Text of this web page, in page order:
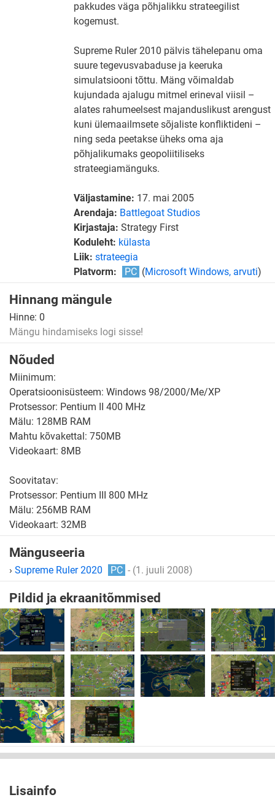
pakkudes väga põhjalikku strateegilist
kogemust.
Supreme Ruler 2010 pälvis tähelepanu oma
suure tegevusvabaduse ja keeruka
simulatsiooni tõttu. Mäng võimaldab
kujundada ajalugu mitmel erineval viisil –
alates rahumeelsest majanduslikust arengust
kuni ülemaailmsete sõjaliste konfliktideni –
ning seda peetakse üheks oma aja
põhjalikumaks geopoliitiliseks
strateegiamänguks.
Väljastamine: 17. mai 2005
Arendaja: Battlegoat Studios
Kirjastaja: Strategy First
Koduleht: külasta
Liik: strateegia
Platvorm:
PC (Microsoft Windows, arvuti)
Hinnang mängule
Hinne: 0
Mängu hindamiseks logi sisse!
Nõuded
Miinimum:
Operatsioonisüsteem: Windows 98/2000/Me/XP
Protsessor: Pentium II 400 MHz
Mälu: 128MB RAM
Mahtu kõvakettal: 750MB
Videokaart: 8MB
Soovitatav:
Protsessor: Pentium III 800 MHz
Mälu: 256MB RAM
Videokaart: 32MB
Mänguseeria
› Supreme Ruler 2020 PC - (1. juuli 2008)
Pildid ja ekraanitõmmised
Lisainfo